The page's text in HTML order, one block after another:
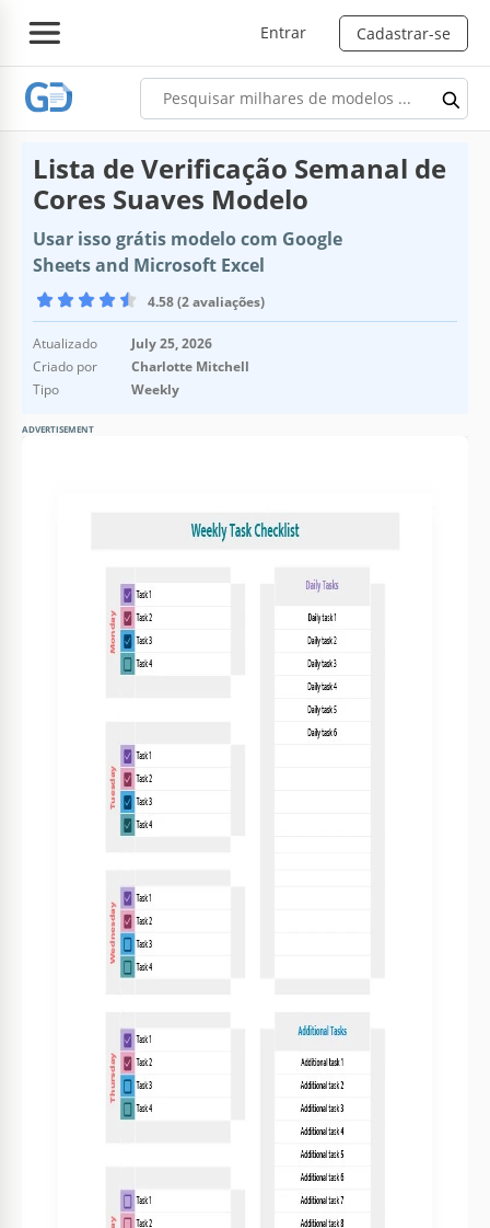
Entrar Cadastrar-se
Lista de Verificação Semanal de
Cores Suaves Modelo
Usar isso grátis modelo com Google
Sheets and Microsoft Excel
4.58 (2 avaliações)
Atualizado
July 25, 2026
Criado por
Charlotte Mitchell
Tipo
Weekly
ADVERTISEMENT